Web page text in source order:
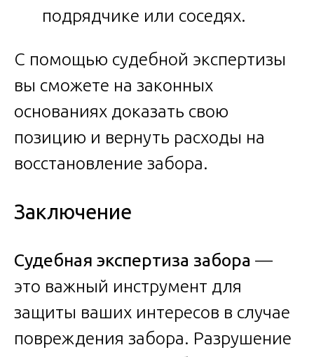
подрядчике или соседях.
С помощью судебной экспертизы
вы сможете на законных
основаниях доказать свою
позицию и вернуть расходы на
восстановление забора.
Заключение
Судебная экспертиза забора —
это важный инструмент для
защиты ваших интересов в случае
повреждения забора. Разрушение